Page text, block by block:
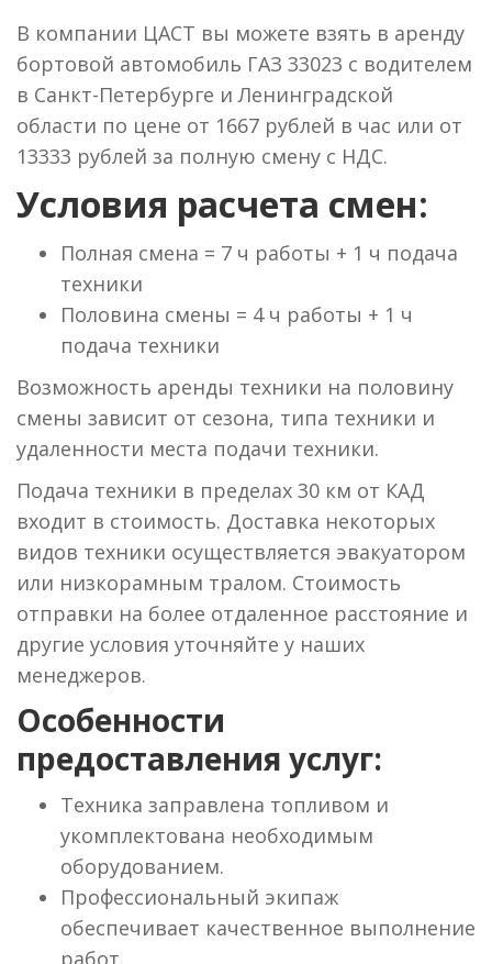
В компании ЦАСТ вы можете взять в аренду
бортовой автомобиль ГАЗ 33023 с водителем
в Санкт-Петербурге и Ленинградской
области по цене от 1667 рублей в час или от
13333 рублей за полную смену с НДС.
Условия расчета смен:
Полная смена = 7 ч работы + 1 ч подача
техники
Половина смены = 4 ч работы + 1 ч
подача техники
Возможность аренды техники на половину
смены зависит от сезона, типа техники и
удаленности места подачи техники.
Подача техники в пределах 30 км от КАД
входит в стоимость. Доставка некоторых
видов техники осуществляется эвакуатором
или низкорамным тралом. Стоимость
отправки на более отдаленное расстояние и
другие условия уточняйте у наших
менеджеров.
Особенности
предоставления услуг:
Техника заправлена топливом и
укомплектована необходимым
оборудованием.
Профессиональный экипаж
обеспечивает качественное выполнение
работ.